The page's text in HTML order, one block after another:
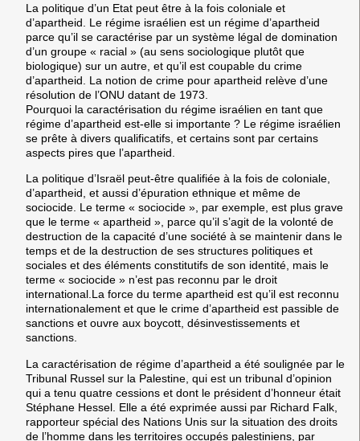
La politique d’un Etat peut être à la fois coloniale et
d’apartheid. Le régime israélien est un régime d’apartheid
parce qu’il se caractérise par un système légal de domination
d’un groupe « racial » (au sens sociologique plutôt que
biologique) sur un autre, et qu’il est coupable du crime
d’apartheid. La notion de crime pour apartheid relève d’une
résolution de l’ONU datant de 1973.
Pourquoi la caractérisation du régime israélien en tant que
régime d’apartheid est-elle si importante ? Le régime israélien
se prête à divers qualificatifs, et certains sont par certains
aspects pires que l’apartheid.
La politique d’Israël peut-être qualifiée à la fois de coloniale,
d’apartheid, et aussi d’épuration ethnique et même de
sociocide. Le terme « sociocide », par exemple, est plus grave
que le terme « apartheid », parce qu’il s’agit de la volonté de
destruction de la capacité d’une société à se maintenir dans le
temps et de la destruction de ses structures politiques et
sociales et des éléments constitutifs de son identité, mais le
terme « sociocide » n’est pas reconnu par le droit
international.La force du terme apartheid est qu’il est reconnu
internationalement et que le crime d’apartheid est passible de
sanctions et ouvre aux boycott, désinvestissements et
sanctions.
La caractérisation de régime d’apartheid a été soulignée par le
Tribunal Russel sur la Palestine, qui est un tribunal d’opinion
qui a tenu quatre cessions et dont le président d’honneur était
Stéphane Hessel. Elle a été exprimée aussi par Richard Falk,
rapporteur spécial des Nations Unis sur la situation des droits
de l’homme dans les territoires occupés palestiniens, par